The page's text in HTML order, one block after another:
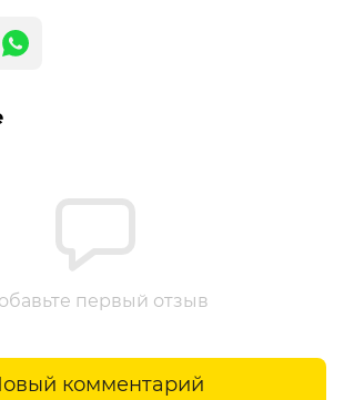
первый отзыв
комментарий